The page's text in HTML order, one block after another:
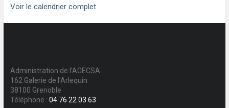
Voir le calendrier complet
Administration de l'AGECSA
162 Galerie de l'Arlequin
38100 Grenoble
Téléphone : 04 76 22 03 63